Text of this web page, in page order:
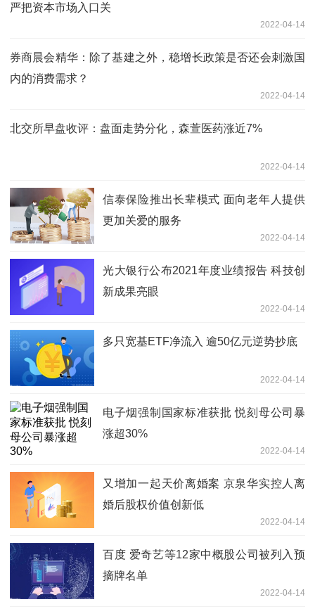
严把资本市场入口关
2022-04-14
券商晨会精华：除了基建之外，稳增长政策是否还会刺激国
内的消费需求？
2022-04-14
北交所早盘收评：盘面走势分化，森萱医药涨近7%
2022-04-14
信泰保险推出长辈模式 面向老年人提供
更加关爱的服务
2022-04-14
光大银行公布2021年度业绩报告 科技创
新成果亮眼
2022-04-14
多只宽基ETF净流入 逾50亿元逆势抄底
2022-04-14
电子烟强制国家标准获批 悦刻母公司暴
涨超30%
2022-04-14
又增加一起天价离婚案 京泉华实控人离
婚后股权价值创新低
2022-04-14
百度 爱奇艺等12家中概股公司被列入预
摘牌名单
2022-04-14